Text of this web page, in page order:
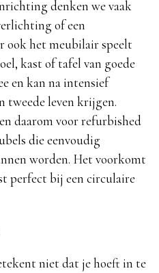
denken we vaak
of een
ook het meubilair speelt
kast of tafel van goede
en kan na intensief
tweede leven krijgen.
daarom voor refurbished
die eenvoudig
worden. Het voorkomt
perfect bij een circulaire
niet dat je hoeft in te